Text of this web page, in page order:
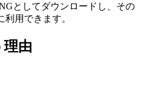
としてダウンロードし、その
利用できます。
由